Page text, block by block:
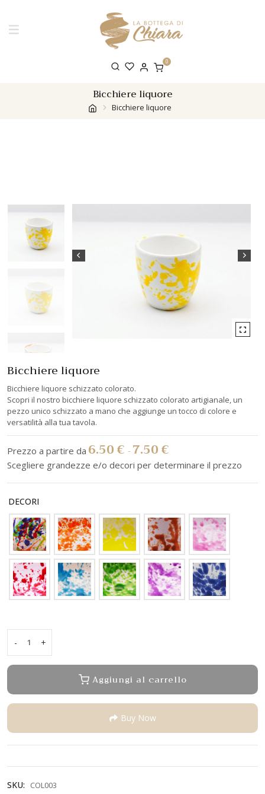
0
Bicchiere liquore
Bicchiere liquore
Bicchiere liquore
Bicchiere liquore schizzato colorato.
Scopri il nostro bicchiere liquore schizzato colorato artigianale, un
pezzo unico schizzato a mano che aggiunge un tocco di colore e
versatilità alla tua tavola.
6.50€ -7.50€
DECORI
-
Bicchiere
liquore
+
Aggiungi al carrello
Buy Now
SKU: COL003